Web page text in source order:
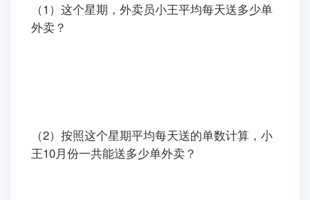
（1）这个星期，外卖员小王平均每天送多少单
外卖？
（2）按照这个星期平均每天送的单数计算，小
王10月份一共能送多少单外卖？